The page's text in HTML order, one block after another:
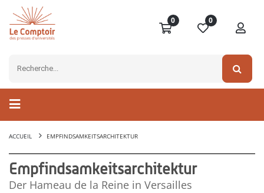
0 0
ACCUEIL EMPFINDSAMKEITSARCHITEKTUR
Empfindsamkeitsarchitektur
Der Hameau de la Reine in Versailles